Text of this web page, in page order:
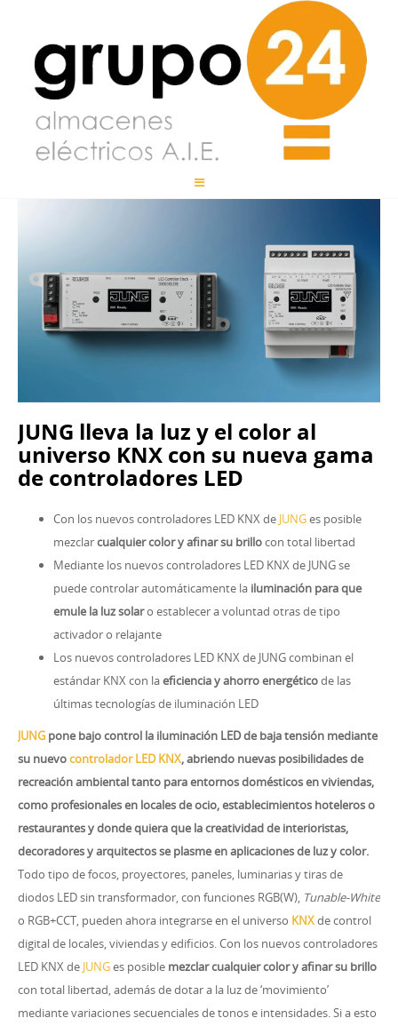
JUNG lleva la luz y el color al
universo KNX con su nueva gama
de controladores LED
Con los nuevos controladores LED KNX de JUNGes posible
mezclarcualquier color y afinar su brillocon total libertad
Mediante los nuevos controladores LED KNX de JUNG se
puede controlar automáticamente la iluminación para que
emule la luz solaro establecer a voluntad otras de tipo
activador o relajante
Los nuevos controladores LED KNX de JUNG combinan el
estándar KNX con laeficiencia y ahorro energéticode las
últimas tecnologías de iluminación LED
JUNG pone bajo control la iluminación LED de baja tensión mediante
su nuevocontrolador LED KNX, abriendo nuevas posibilidades de
recreación ambiental tanto para entornos domésticos en viviendas,
como profesionales en locales de ocio, establecimientos hoteleros o
restaurantes y donde quiera que la creatividad de interioristas,
decoradores y arquitectos se plasme en aplicaciones de luz y color.
Todo tipo de focos, proyectores, paneles, luminarias y tiras de
diodos LED sin transformador, con funciones RGB(W), Tunable-White
o RGB+CCT, pueden ahora integrarse en el universo KNXde control
digital de locales, viviendas y edificios. Con los nuevos controladores
LED KNX de JUNGes posible mezclar cualquier color y afinar su brillo
con total libertad, además de dotar a la luz de ‘movimiento’
mediante variaciones secuenciales de tonos e intensidades. Si a esto